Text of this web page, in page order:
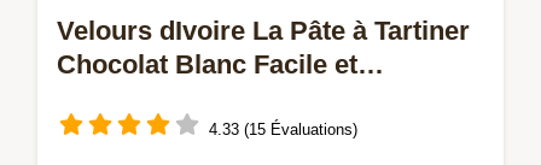
Velours dIvoire La Pâte à Tartiner
Chocolat Blanc Facile et
4.33 (15 Évaluations)